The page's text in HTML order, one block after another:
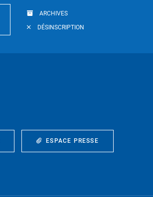
ARCHIVES
DÉSINSCRIPTION
ESPACE PRESSE